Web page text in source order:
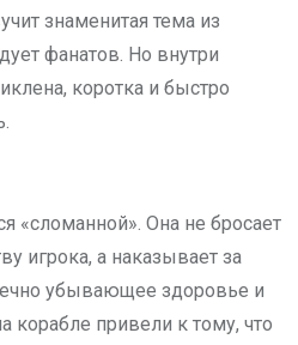
знаменитая тема из
фанатов. Но внутри
коротка и быстро
«сломанной». Она не бросает
игрока, а наказывает за
убывающее здоровье и
корабле привели к тому, что